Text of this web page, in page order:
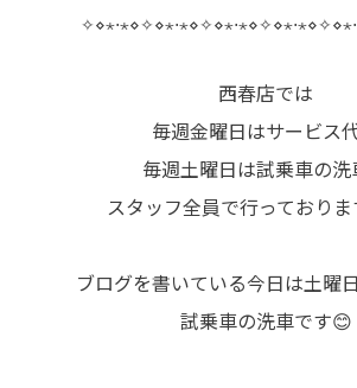
西春店では
毎週金曜日はサービス
毎週土曜日は試乗車の洗
スタッフ全員で行っており
ブログを書いている今日は土曜
試乗車の洗車です😊